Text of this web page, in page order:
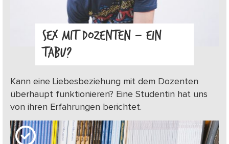
SEX MIT DOZENTEN – EIN
TABU?
Kann eine Liebesbeziehung mit dem Dozenten
überhaupt funktionieren? Eine Studentin hat uns
von ihren Erfahrungen berichtet.